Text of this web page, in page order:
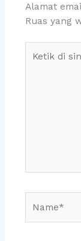
Alamat
Ruas yang